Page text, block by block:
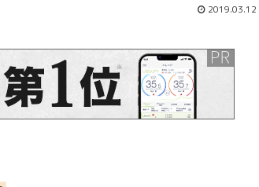
2019.03.12